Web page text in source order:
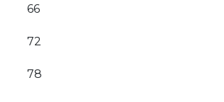
66
72
78